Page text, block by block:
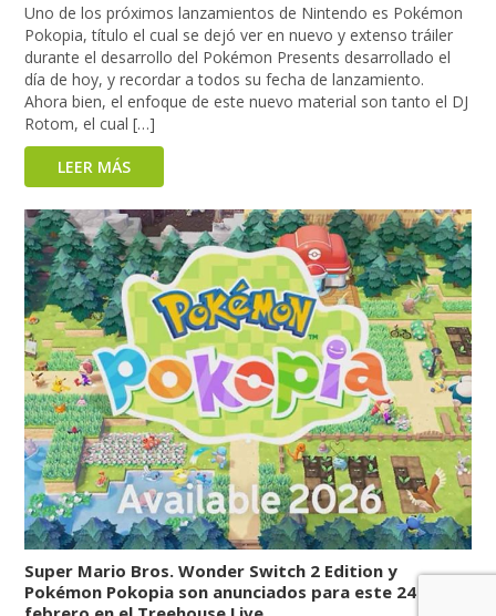
Uno de los próximos lanzamientos de Nintendo es Pokémon
Pokopia, título el cual se dejó ver en nuevo y extenso tráiler
durante el desarrollo del Pokémon Presents desarrollado el
día de hoy, y recordar a todos su fecha de lanzamiento.
Ahora bien, el enfoque de este nuevo material son tanto el DJ
Rotom, el cual […]
LEER MÁS
Super Mario Bros. Wonder Switch 2 Edition y
Pokémon Pokopia son anunciados para este 24 de